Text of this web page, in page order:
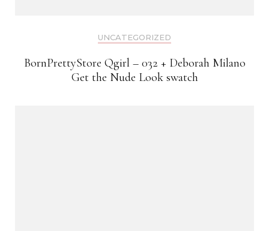
UNCATEGORIZED
BornPrettyStore Qgirl – 032 + Deborah Milano
Get the Nude Look swatch